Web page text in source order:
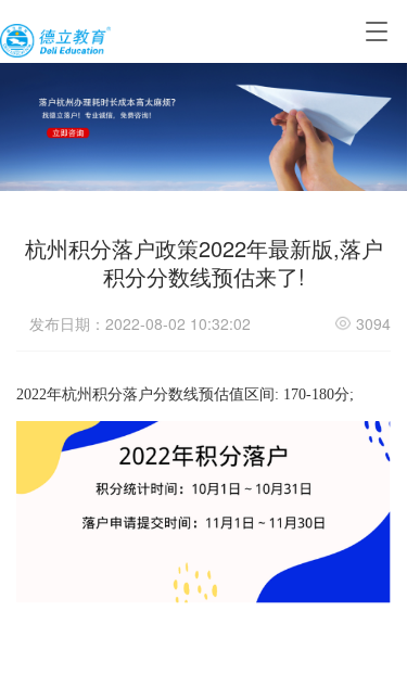
T
g
l
n
a
g
i
o
杭州积分落户政策2022年最新版,落户
积分分数线预估来了!
发布日期：2022-08-02 10:32:02 3094
2022年杭州积分落户分数线预估值区间: 170-180分;